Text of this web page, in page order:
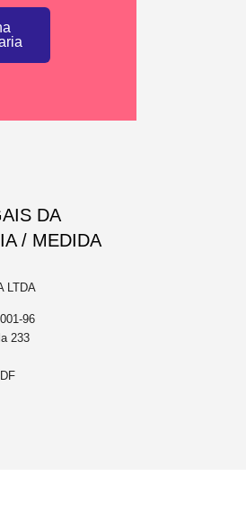
DA
/ MEDIDA
LTDA
96
233